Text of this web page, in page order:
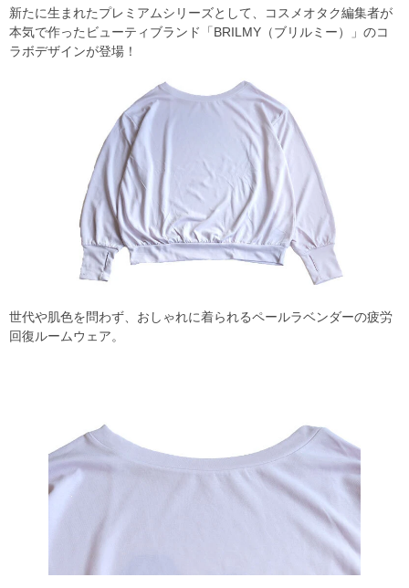
新たに生まれたプレミアムシリーズとして、コスメオタク編集者が
本気で作ったビューティブランド「BRILMY（ブリルミー）」のコ
ラボデザインが登場！
世代や肌色を問わず、おしゃれに着られるペールラベンダーの疲労
回復ルームウェア。